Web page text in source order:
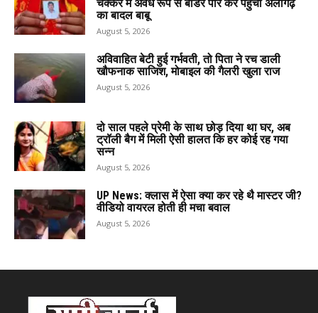
चक्कर में अवैध रूप से बॉर्डर पार कर पहुंचा अलीगढ़
का बादल बाबू
August 5, 2026
अविवाहित बेटी हुई गर्भवती, तो पिता ने रच डाली
खौफनाक साजिश, मोबाइल की गैलरी खुला राज
August 5, 2026
दो साल पहले प्रेमी के साथ छोड़ दिया था घर, अब
ट्रॉली बैग में मिली ऐसी हालत कि हर कोई रह गया
सन्न
August 5, 2026
UP News: क्लास में ऐसा क्या कर रहे थै मास्टर जी?
वीडियो वायरल होती ही मचा बवाल
August 5, 2026